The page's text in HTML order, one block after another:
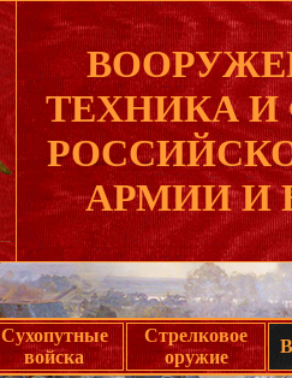
ТЕХНИКА
АРМИИ И
Сухопутные
войска
Стрелковое
оружие